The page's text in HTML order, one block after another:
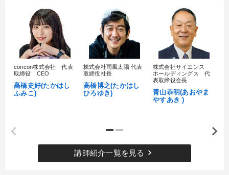
concon株式会社 代表
取締役 CEO
髙橋史好(たかはし
ふみこ)
株式会社雨風太陽 代表
取締役社長
高橋博之(たかはし
ひろゆき)
株式会社サイエンス
ホールディングス 代
表取締役会長
青山恭明(あおやま
やすあき )
講師紹介一覧を見る keyboard_arrow_right